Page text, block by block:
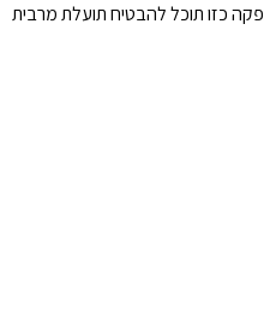
כזו תוכל להבטיח תועלת מרבית